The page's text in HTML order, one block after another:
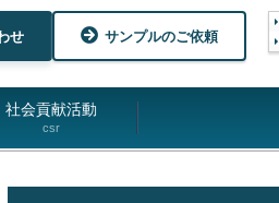
せ サンプルのご依頼
社会貢献活動
csr